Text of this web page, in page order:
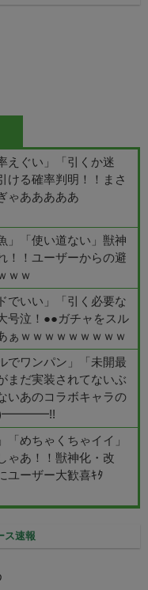
えぐい」「引くか迷
ける確率判明！！まさ
ゃあああああ
」「使い道ない」獣神
！！ユーザーからの避
ｗｗ
でいい」「引く必要な
号泣！●●ガチャをスル
ぁｗｗｗｗｗｗｗｗｗ
でワンパン」「未開最
まだ実装されてないぶ
いあのコラボキャラの
)━━━━!!
「めちゃくちゃイイ」
ゃあ！！獣神化・改
ユーザー大歓喜ｷﾀ
ス速報